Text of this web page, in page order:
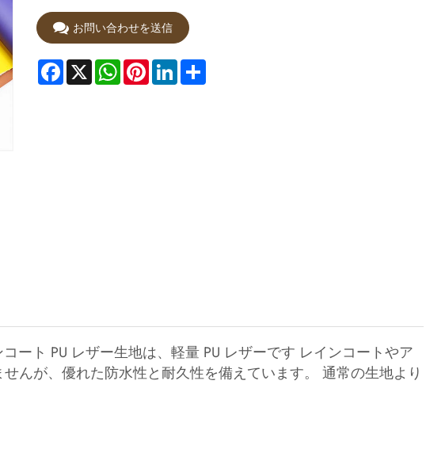
お問い合わせを送信
Facebook
X WhatsApp
PinterestLinkedInShare
ート PU レザー生地は、軽量 PU レザーです レインコートやア
んが、優れた防水性と耐久性を備えています。 通常の生地より